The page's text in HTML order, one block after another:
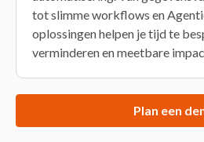
tot slimme workflows en
oplossingen helpen je tijd te
verminderen en meetbare
Plan een